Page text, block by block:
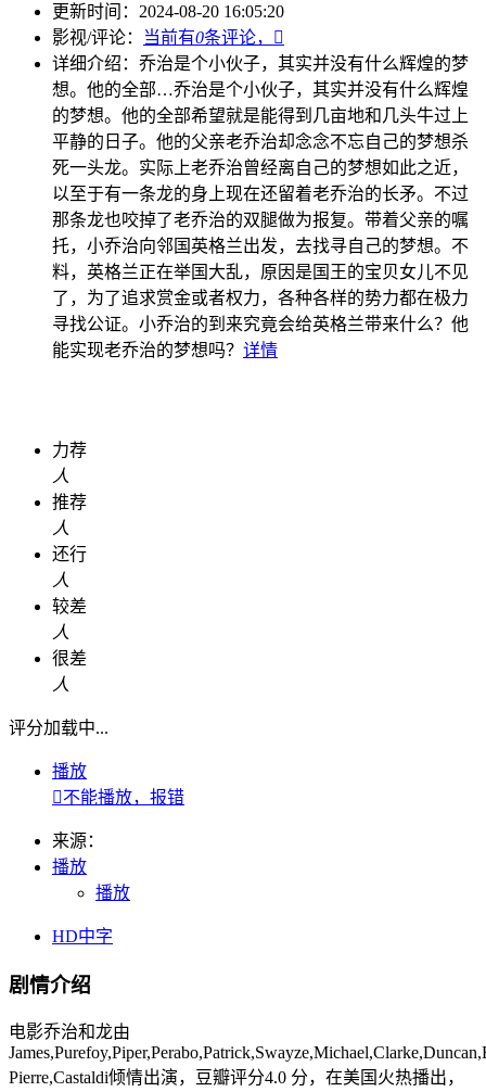
更新时间： 2024-08-20 16:05:20
影视/评论：
当前有0条评论，

详细介绍： 乔治是个小伙子，其实并没有什么辉煌的梦
想。他的全部…乔治是个小伙子，其实并没有什么辉煌
的梦想。他的全部希望就是能得到几亩地和几头牛过上
平静的日子。他的父亲老乔治却念念不忘自己的梦想杀
死一头龙。实际上老乔治曾经离自己的梦想如此之近，
以至于有一条龙的身上现在还留着老乔治的长矛。不过
那条龙也咬掉了老乔治的双腿做为报复。带着父亲的嘱
托，小乔治向邻国英格兰出发，去找寻自己的梦想。不
料，英格兰正在举国大乱，原因是国王的宝贝女儿不见
了，为了追求赏金或者权力，各种各样的势力都在极力
寻找公证。小乔治的到来究竟会给英格兰带来什么？他
能实现老乔治的梦想吗？ 详情
力荐
人
推荐
人
还行
人
较差
人
很差
人
评分加载中...
播放
不能播放，报错
来源：
播放
播放
HD中字
剧情介绍
电影乔治和龙由
Pierre,Castaldi倾情出演，豆瓣评分4.0 分，在美国火热播出，